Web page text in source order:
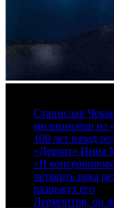
Станислав
милиционер из
100 лет назад
«Девчат» Инна
«Я
четверть века
разрежут его
Лермонтов, он